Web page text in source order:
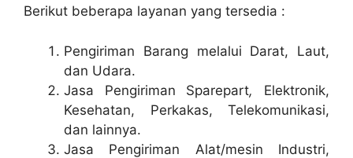
Berikut beberapa layanan yang tersedia :
Pengiriman Barang melalui Darat, Laut,
dan Udara.
Jasa Pengiriman Sparepart,
Elektronik,
Kesehatan, Perkakas, Telekomunikasi,
dan lainnya.
Jasa Pengiriman Alat/mesin Industri,